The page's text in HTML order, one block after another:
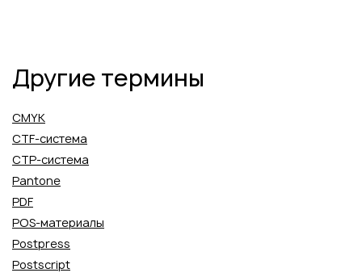
Другие термины
CMYK
CTF-система
CTP-система
Pantone
PDF
POS-материалы
Postpress
Postscript